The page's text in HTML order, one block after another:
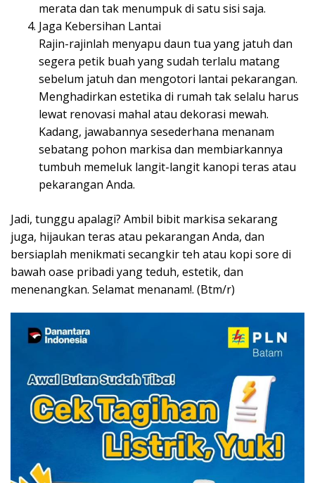
merata dan tak menumpuk di satu sisi saja.
Jaga Kebersihan Lantai
Rajin-rajinlah menyapu daun tua yang jatuh dan
segera petik buah yang sudah terlalu matang
sebelum jatuh dan mengotori lantai pekarangan.
Menghadirkan estetika di rumah tak selalu harus
lewat renovasi mahal atau dekorasi mewah.
Kadang, jawabannya sesederhana menanam
sebatang pohon markisa dan membiarkannya
tumbuh memeluk langit-langit kanopi teras atau
pekarangan Anda.
Jadi, tunggu apalagi? Ambil bibit markisa sekarang
juga, hijaukan teras atau pekarangan Anda, dan
bersiaplah menikmati secangkir teh atau kopi sore di
bawah oase pribadi yang teduh, estetik, dan
menenangkan. Selamat menanam!. (Btm/r)